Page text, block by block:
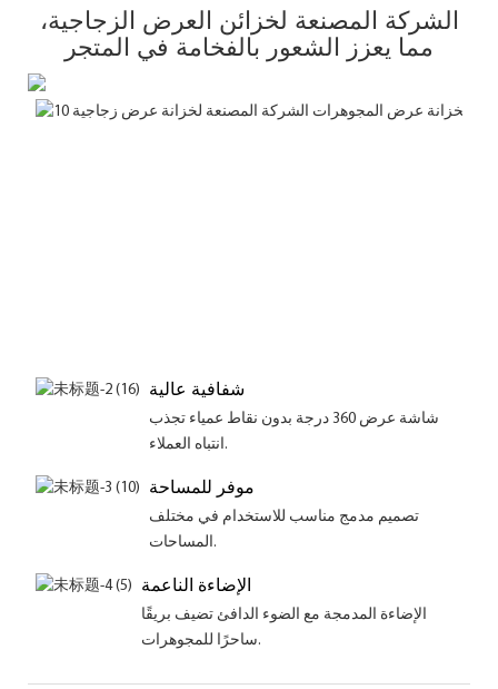
الشركة المصنعة لخزائن العرض الزجاجية،
مما يعزز الشعور بالفخامة في المتجر
شفافية عالية
شاشة عرض 360 درجة بدون نقاط عمياء تجذب
انتباه العملاء.
موفر للمساحة
تصميم مدمج مناسب للاستخدام في مختلف
المساحات.
الإضاءة الناعمة
الإضاءة المدمجة مع الضوء الدافئ تضيف بريقًا
ساحرًا للمجوهرات.